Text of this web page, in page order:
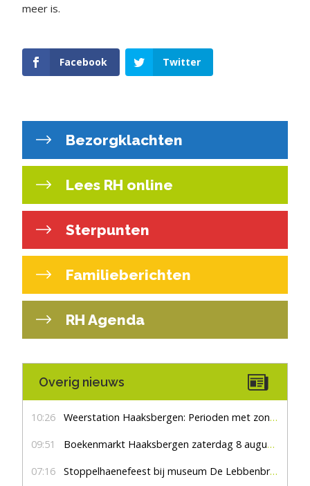
meer is.
Facebook Twitter
Bezorgklachten
Lees RH online
Sterpunten
Familieberichten
RH Agenda
Overig nieuws
10:26 Weerstation Haaksbergen: Perioden met zon en droog
09:51 Boekenmarkt Haaksbergen zaterdag 8 augustus, marktplein Haaksbergen
07:16 Stoppelhaenefeest bij museum De Lebbenbrugge